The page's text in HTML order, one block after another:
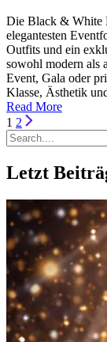
Die Black & White
elegantesten
Outfits und ein
sowohl modern als
Event, Gala oder
Klasse, Ästhetik
Read More
1 2
Letzt